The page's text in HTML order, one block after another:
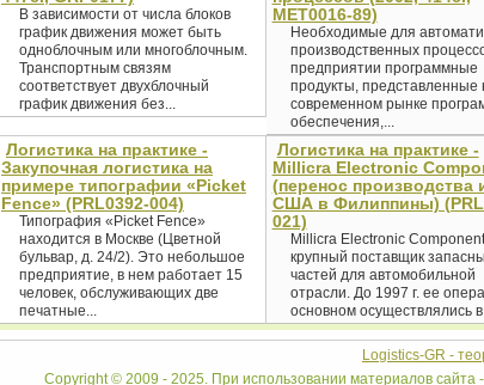
В зависимости от числа блоков
график движения может быть
одноблочным или многоблочным.
Транспортным связям
соответствует двухблочный
график движения без...
MET0016-89)
Необходимые для
производственных
предприятии программные
продукты, представленные
современном рынке
обеспечения,...
Логистика на практике -
Закупочная логистика на
примере типографии «Picket
Fence» (PRL0392-004)
Типография «Picket Fence»
находится в Москве (Цветной
бульвар, д. 24/2). Это небольшое
предприятие, в нем работает 15
человек, обслуживающих две
печатные...
Логистика на практике -
Millicra Electronic
(перенос производства
США в Филиппины)
021)
Millicra Electronic
крупный поставщик
частей для автомобильной
отрасли. До 1997 г. ее
основном осуществлялись
Logistics-GR -
Copyright © 2009 - 2025. При использовании материалов сайта